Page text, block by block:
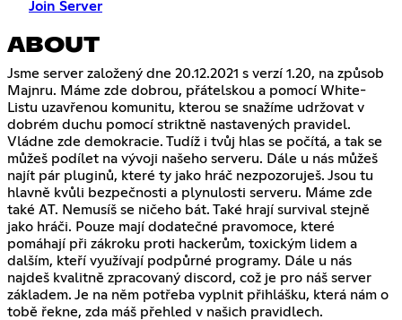
Join Server
ABOUT
Jsme server založený dne 20.12.2021 s verzí 1.20, na způsob
Majnru. Máme zde dobrou, přátelskou a pomocí White-
Listu uzavřenou komunitu, kterou se snažíme udržovat v
dobrém duchu pomocí striktně nastavených pravidel.
Vládne zde demokracie. Tudíž i tvůj hlas se počítá, a tak se
můžeš podílet na vývoji našeho serveru. Dále u nás můžeš
najít pár pluginů, které ty jako hráč nezpozoruješ. Jsou tu
hlavně kvůli bezpečnosti a plynulosti serveru. Máme zde
také AT. Nemusíš se ničeho bát. Také hrají survival stejně
jako hráči. Pouze mají dodatečné pravomoce, které
pomáhají při zákroku proti hackerům, toxickým lidem a
dalším, kteří využívají podpůrné programy. Dále u nás
najdeš kvalitně zpracovaný discord, což je pro náš server
základem. Je na něm potřeba vyplnit přihlášku, která nám o
tobě řekne, zda máš přehled v našich pravidlech.